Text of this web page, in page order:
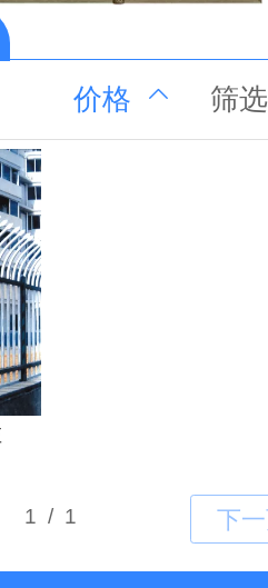
价格 筛选